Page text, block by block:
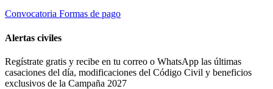
Convocatoria Formas de pago
Alertas civiles
Regístrate gratis y recibe en tu correo o WhatsApp las últimas
casaciones del día, modificaciones del Código Civil y beneficios
exclusivos de la Campaña 2027